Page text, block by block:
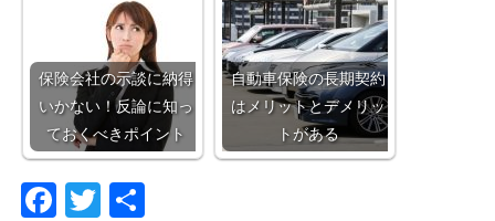
保険会社の示談に納得
いかない！反論に知っ
ておくべきポイント
自動車保険の長期契約
はメリットとデメリッ
トがある
F
T